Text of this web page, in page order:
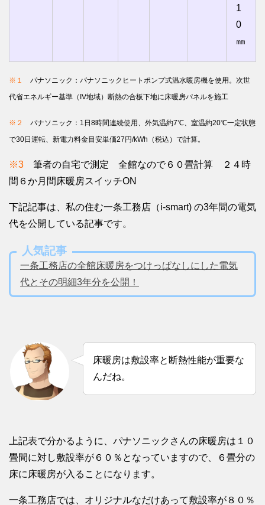
1
0
㎜
※１
パナソニック：パナソニックヒートポンプ式温水暖房機を使用。次世
代省エネルギー基準（IV地域）断熱の合板下地に床暖房パネルを施工
※２
パナソニック：1日8時間連続使用、外気温約7℃、室温約20℃一定状態
で30日運転、新電力料金目安単価27円/kWh（税込）で計算。
※3 筆者の自宅で測定 全館なので６０畳計算 ２４時
間６か月間床暖房スイッチON
下記記事は、私の住む一条工務店（i-smart) の3年間の電気
代を公開している記事です。
人気記事
一条工務店の全館床暖房をつけっぱなしにした電気
代とその明細3年分を公開！
床暖房は敷設率と断熱性能が重要な
んだね。
上記表で分かるように、パナソニックさんの床暖房は１０
畳間に対し敷設率が６０％となっていますので、６畳分の
床に床暖房が入ることになります。
一条工務店では、オリジナルなだけあって敷設率が８０％